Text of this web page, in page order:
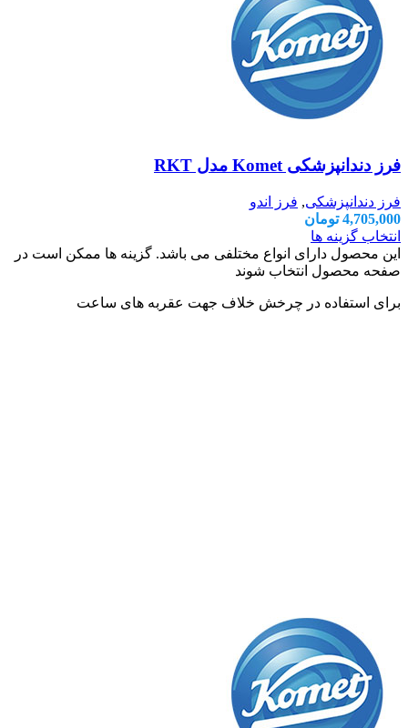
فرز دندانپزشکی Komet مدل RKT
فرز دندانپزشکی, فرز اندو
4,705,000 تومان
انتخاب گزینه ها
این محصول دارای انواع مختلفی می باشد. گزینه ها ممکن است در
صفحه محصول انتخاب شوند
برای استفاده در چرخش خلاف جهت عقربه های ساعت